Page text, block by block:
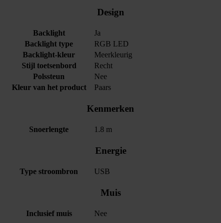
Design
Backlight
Ja
Backlight type
RGB LED
Backlight-kleur
Meerkleurig
Stijl toetsenbord
Recht
Polssteun
Nee
Kleur van het product
Paars
Kenmerken
Snoerlengte 1.8 m
Energie
Type stroombron USB
Muis
Inclusief muis Nee